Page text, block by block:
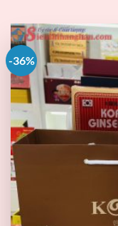
-36%